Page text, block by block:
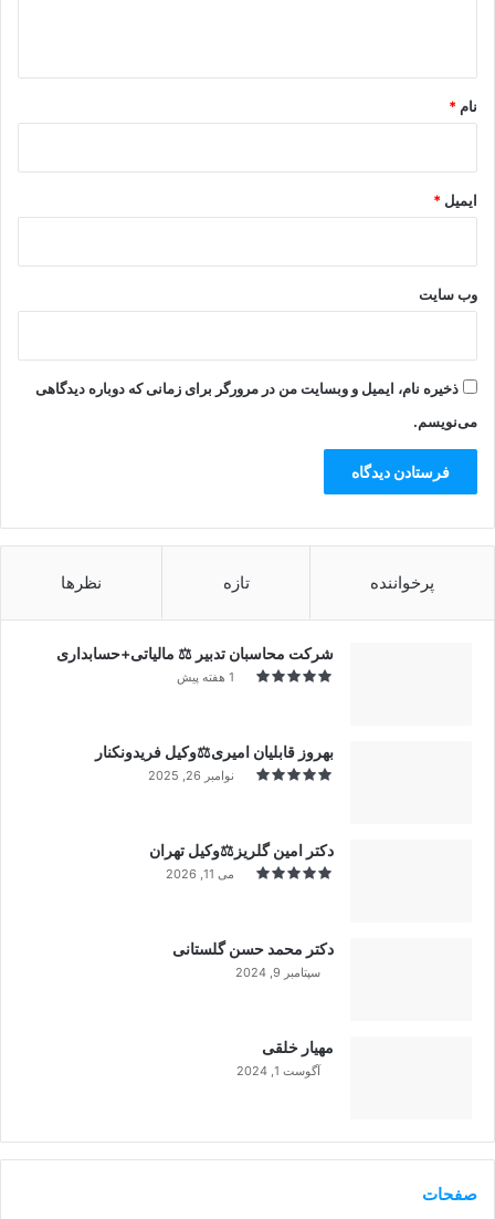
نام *
ایمیل *
وب‌ سایت
ذخیره نام، ایمیل و وبسایت من در مرورگر برای زمانی که دوباره دیدگاهی
می‌نویسم.
پرخواننده تازه نظرها
شرکت محاسبان تدبیر ⚖️ مالیاتی+حسابداری
1 هفته پیش
بهروز قابلیان امیری⚖️وکیل فریدونکنار
نوامبر 26, 2025
دکتر امین گلریز⚖️وکیل تهران
می 11, 2026
دکتر محمد حسن گلستانی
سپتامبر 9, 2024
مهیار خلقی
آگوست 1, 2024
صفحات